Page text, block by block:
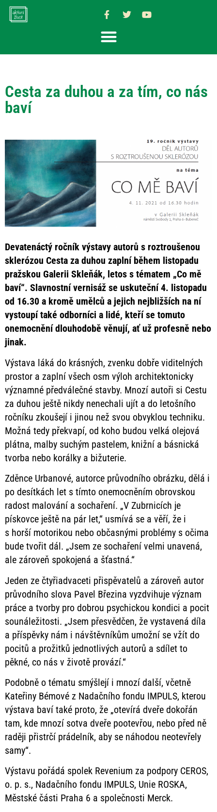
Cesta za duhou a za tím, co nás
baví
Devatenáctý ročník výstavy autorů s roztroušenou
sklerózou Cesta za duhou zaplní během listopadu
pražskou Galerii Skleňák, letos s tématem „Co mě
baví“. Slavnostní vernisáž se uskuteční 4. listopadu
od 16.30 a kromě umělců a jejich nejbližších na ní
vystoupí také odborníci a lidé, kteří se tomuto
onemocnění dlouhodobě věnují, ať už profesně nebo
jinak.
Výstava láká do krásných, zvenku dobře viditelných
prostor a zaplní všech osm výloh architektonicky
významné předválečné stavby. Mnozí autoři si Cestu
za duhou ještě nikdy nenechali ujít a do letošního
ročníku zkoušejí i jinou než svou obvyklou techniku.
Možná tedy překvapí, od koho budou velká olejová
plátna, malby suchým pastelem, knižní a básnická
tvorba nebo korálky a bižuterie.
Zděnce Urbanové, autorce průvodního obrázku, dělá i
po desítkách let s tímto onemocněním obrovskou
radost malování a sochaření. „V Zubrnicích je
pískovce ještě na pár let,“ usmívá se a věří, že i
s horší motorikou nebo občasnými problémy s očima
bude tvořit dál. „Jsem ze sochaření velmi unavená,
ale zároveň spokojená a šťastná.“
Jeden ze čtyřiadvaceti přispěvatelů a zároveň autor
průvodního slova Pavel Březina vyzdvihuje význam
práce a tvorby pro dobrou psychickou kondici a pocit
sounáležitosti. „Jsem přesvědčen, že vystavená díla
a příspěvky nám i návštěvníkům umožní se vžít do
pocitů a prožitků jednotlivých autorů a sdílet to
pěkné, co nás v životě provází.“
Podobně o tématu smýšlejí i mnozí další, včetně
Kateřiny Bémové z Nadačního fondu IMPULS, kterou
výstava baví také proto, že „otevírá dveře dokořán
tam, kde mnozí sotva dveře pootevřou, nebo před ně
raději přistrčí prádelník, aby se náhodou neotevřely
samy“.
Výstavu pořádá spolek Revenium za podpory CEROS,
o. p. s., Nadačního fondu IMPULS, Unie ROSKA,
Městské části Praha 6 a společnosti Merck.